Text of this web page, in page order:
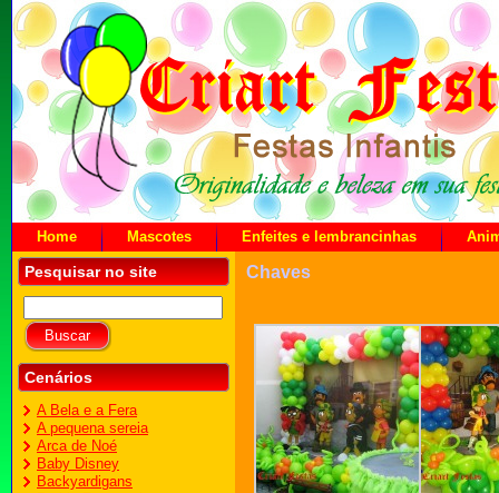
Home Mascotes Enfeites e lembrancinhas
Pesquisar no site
Cenários
A Bela e a Fera
A pequena sereia
Arca de Noé
Baby Disney
Backyardigans
Chaves